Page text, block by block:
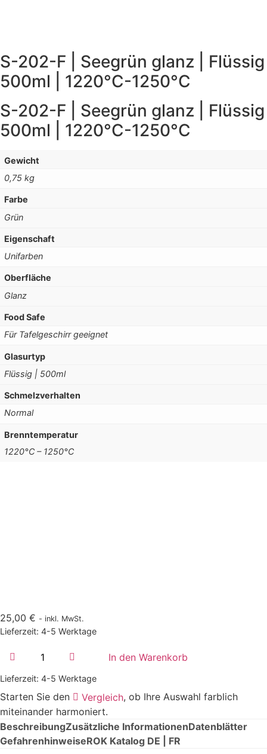
S-202-F | Seegrün glanz | Flüssig
500ml | 1220°C-1250°C
S-202-F | Seegrün glanz | Flüssig
500ml | 1220°C-1250°C
Gewicht
0,75 kg
Farbe
Grün
Eigenschaft
Unifarben
Oberfläche
Glanz
Food Safe
Für Tafelgeschirr geeignet
Glasurtyp
Flüssig | 500ml
Schmelzverhalten
Normal
Brenntemperatur
1220°C – 1250°C
25,00 € - inkl. MwSt.
Lieferzeit: 4-5 Werktage
202-
|
glanz
|
Flüssig
500ml
|
1220°C-
In den Warenkorb
Lieferzeit: 4-5 Werktage
Starten Sie den Vergleich, ob Ihre Auswahl farblich
miteinander harmoniert.
BeschreibungZusätzliche InformationenDatenblätter
GefahrenhinweiseROK Katalog DE | FR